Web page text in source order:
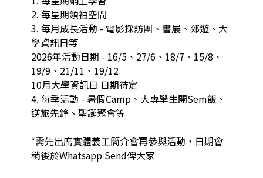
2. 每星期領袖空間
3. 每月成長活動 - 電影採訪團、書展、郊遊、大
學資訊日等
2026年活動日期 - 16/5、27/6、18/7、15/8、
19/9、21/11、19/12
10月大學資訊日 日期待定
4. 每季活動 - 暑假Camp、大專學生開Sem飯、
逆旅先鋒、聖誕聚會等
*需先出席實體義工簡介會再參與活動，日期會
稍後於Whatsapp Send俾大家